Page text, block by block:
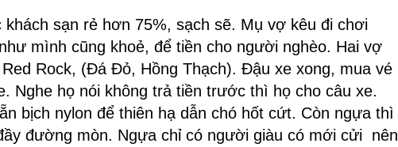
sạn rẻ hơn 75%, sạch sẽ. Mụ vợ kêu đi chơi
mình cũng khoẻ, để tiền cho người nghèo. Hai vợ
Rock, (Đá Đỏ, Hồng Thạch). Đậu xe xong, mua vé
Nghe họ nói không trả tiền trước thì họ cho câu xe.
bịch nylon để thiên hạ dẫn chó hốt cứt. Còn ngựa thì
đường mòn. Ngựa chỉ có người giàu có mới cửi nên